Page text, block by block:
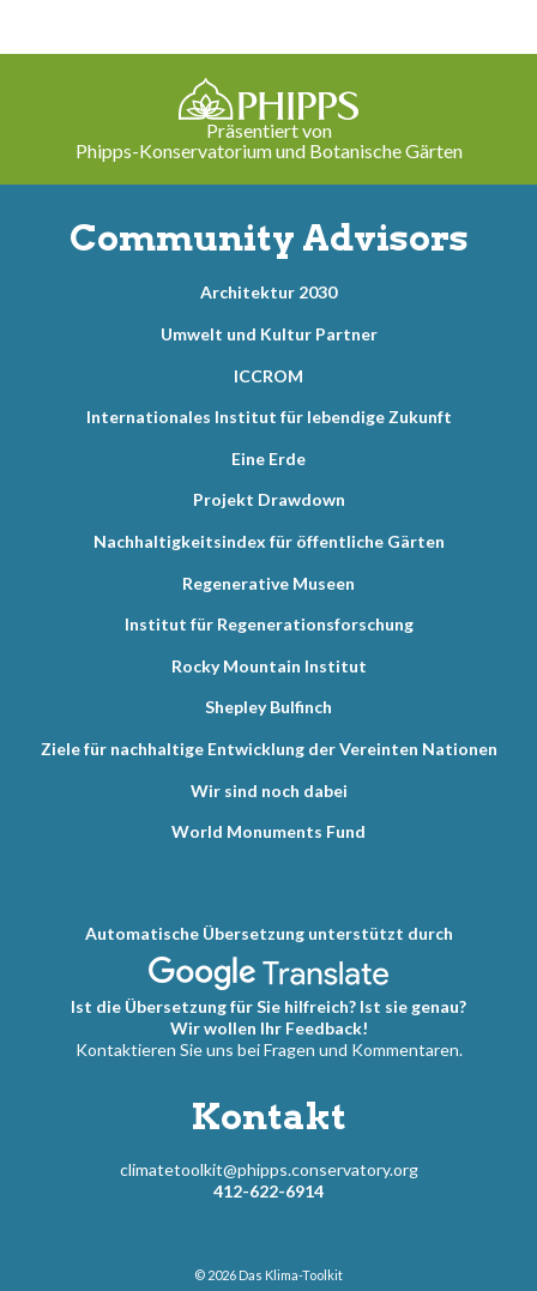
Präsentiert von
Phipps-Konservatorium und Botanische Gärten
Community Advisors
Architektur 2030
Umwelt und Kultur Partner
ICCROM
Internationales Institut für lebendige Zukunft
Eine Erde
Projekt Drawdown
Nachhaltigkeitsindex für öffentliche Gärten
Regenerative Museen
Institut für Regenerationsforschung
Rocky Mountain Institut
Shepley Bulfinch
Ziele für nachhaltige Entwicklung der Vereinten Nationen
Wir sind noch dabei
World Monuments Fund
Automatische Übersetzung unterstützt durch
Ist die Übersetzung für Sie hilfreich? Ist sie genau?
Wir wollen Ihr Feedback!
Kontaktieren Sie uns bei Fragen und Kommentaren.
Kontakt
climatetoolkit@phipps.conservatory.org
412-622-6914
© 2026 Das Klima-Toolkit